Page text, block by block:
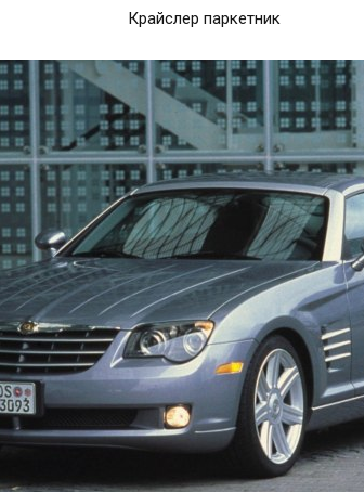
Крайслер паркетник